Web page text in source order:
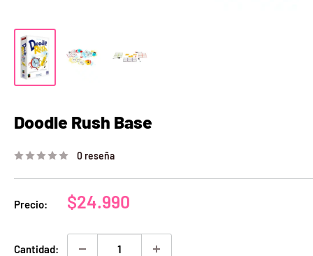
Doodle Rush Base
0 reseña
Precio:
Precio
venta
$24.990
Cantidad: